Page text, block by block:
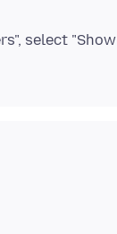
select "Show